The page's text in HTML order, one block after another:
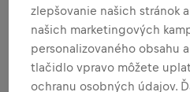
PRÍSPEVKY
Prispej k zmene! 100 % z
priamo na výskum poranení
zlepšovanie našich stránok
našich marketingových
personalizovaného obsahu
tlačidlo vpravo môžete
ochranu osobných údajov.